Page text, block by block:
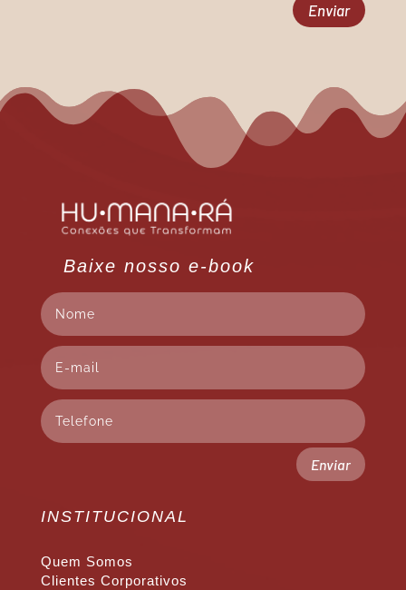
Enviar
Baixe nosso e-book
Enviar
INSTITUCIONAL
Quem Somos
Clientes Corporativos